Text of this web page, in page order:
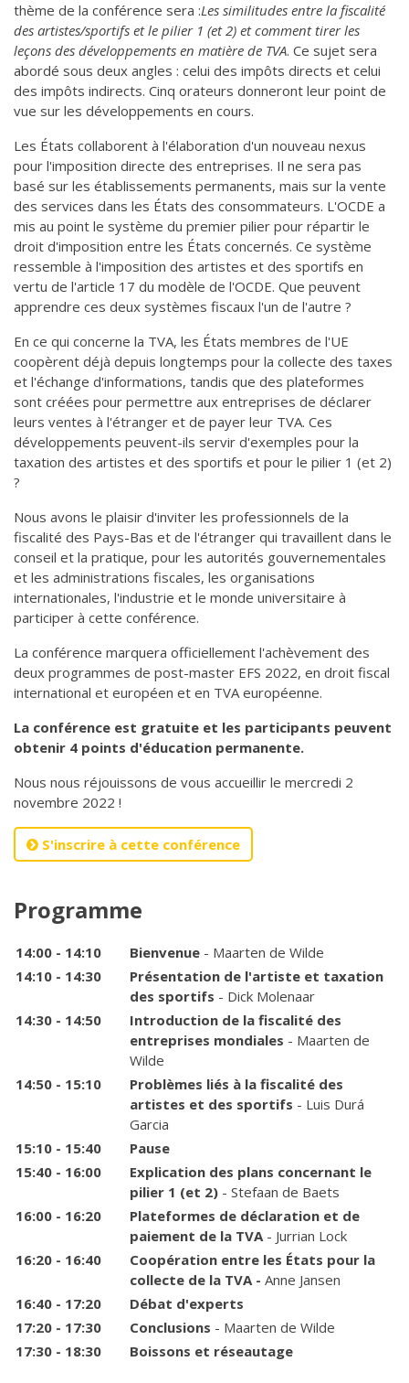
thème de la conférence sera :Les similitudes entre la fiscalité
des artistes/sportifs et le pilier 1 (et 2) et comment tirer les
leçons des développements en matière de TVA. Ce sujet sera
abordé sous deux angles : celui des impôts directs et celui
des impôts indirects. Cinq orateurs donneront leur point de
vue sur les développements en cours.
Les États collaborent à l'élaboration d'un nouveau nexus
pour l'imposition directe des entreprises. Il ne sera pas
basé sur les établissements permanents, mais sur la vente
des services dans les États des consommateurs. L'OCDE a
mis au point le système du premier pilier pour répartir le
droit d'imposition entre les États concernés. Ce système
ressemble à l'imposition des artistes et des sportifs en
vertu de l'article 17 du modèle de l'OCDE. Que peuvent
apprendre ces deux systèmes fiscaux l'un de l'autre ?
En ce qui concerne la TVA, les États membres de l'UE
coopèrent déjà depuis longtemps pour la collecte des taxes
et l'échange d'informations, tandis que des plateformes
sont créées pour permettre aux entreprises de déclarer
leurs ventes à l'étranger et de payer leur TVA. Ces
développements peuvent-ils servir d'exemples pour la
taxation des artistes et des sportifs et pour le pilier 1 (et 2)
?
Nous avons le plaisir d'inviter les professionnels de la
fiscalité des Pays-Bas et de l'étranger qui travaillent dans le
conseil et la pratique, pour les autorités gouvernementales
et les administrations fiscales, les organisations
internationales, l'industrie et le monde universitaire à
participer à cette conférence.
La conférence marquera officiellement l'achèvement des
deux programmes de post-master EFS 2022, en droit fiscal
international et européen et en TVA européenne.
La conférence est gratuite et les participants peuvent
obtenir 4 points d'éducation permanente.
Nous nous réjouissons de vous accueillir le mercredi 2
novembre 2022 !
S'inscrire à cette conférence
Programme
14:00 - 14:10 Bienvenue - Maarten de Wilde
14:10 - 14:30
Présentation de l'artiste et taxation
des sportifs - Dick Molenaar
14:30 - 14:50
Introduction de la fiscalité des
entreprises mondiales - Maarten de
Wilde
14:50 - 15:10
Problèmes liés à la fiscalité des
artistes et des sportifs - Luis Durá
Garcia
15:10 - 15:40
Pause
15:40 - 16:00
Explication des plans concernant le
pilier 1 (et 2) - Stefaan de Baets
16:00 - 16:20
Plateformes de déclaration et de
paiement de la TVA- Jurrian Lock
16:20 - 16:40
Coopération entre les États pour la
collecte de la TVA - Anne Jansen
16:40 - 17:20
Débat d'experts
17:20 - 17:30
Conclusions - Maarten de Wilde
17:30 - 18:30
Boissons et réseautage